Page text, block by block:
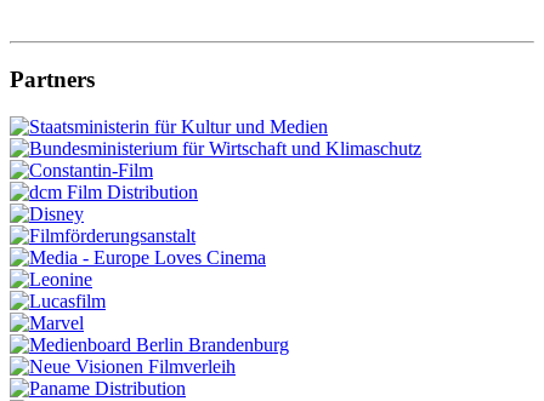
Partners